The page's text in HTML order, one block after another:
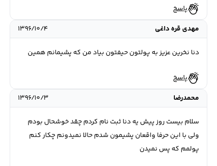
پاسخ
مهدی قره داغی
۱۳۹۶/۱۰/۴
دنا نخرین عزیز به پولتون حیفتون بیاد من که پشیمانم همین
پاسخ
محمدرضا
۱۳۹۶/۱۰/۳
سلام بیست روز پیش یه دنا ثبت نام کردم چقد خوشحال بودم
ولی با این حرفا واقعان پشیمون شدم حالا نمیدونم چکار کنم
پولمم که پس نمیدن